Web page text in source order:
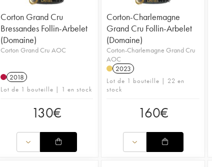
Corton Grand Cru
Bressandes Follin-Arbelet
(Domaine)
Corton Grand Cru AOC
2018
Lot de 1 bouteille | 1 en stock
130€
Corton-Charlemagne
Grand Cru Follin-Arbelet
(Domaine)
Corton-Charlemagne Grand Cru
AOC
2023
Lot de 1 bouteille | 22 en
stock
160€